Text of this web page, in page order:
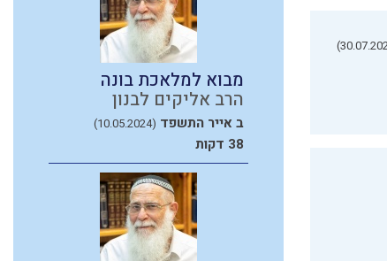
מבוא למלאכת בונה
הרב אליקים לבנון
ב אייר התשפד (10.05.2024)
38 דקות